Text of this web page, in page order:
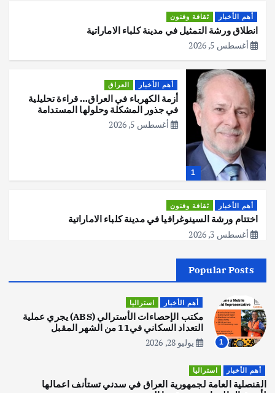
أهم الأخبار ثقافة وفنون
انطلاق ورشة التمثيل في مدينة كلباء الاماراتية
أغسطس 5, 2026
1
أهم الأخبار العراق
أزمة الكهرباء في العراق… قراءة تحليلية
في جذور المشكلة وحلولها المستدامة
أغسطس 5, 2026
أهم الأخبار ثقافة وفنون
اختتام ورشة السينوغرافيا في مدينة كلباء الاماراتية
أغسطس 3, 2026
2
اصبح بطلاً لأستراليا بلعبة كمال الاجسام
يوليو 30, 2026
3
يوليو 30, 2026
Popular Posts
1
أهم الأخبار استراليا
مكتب الإحصاءات الأسترالي (ABS) يجري عملية
التعداد السكاني في11 من الشهر المقبل
يوليو 28, 2026
أهم الأخبار استراليا
القنصلية العامة لجمهورية العراق في سدني تستأنف اعمالها